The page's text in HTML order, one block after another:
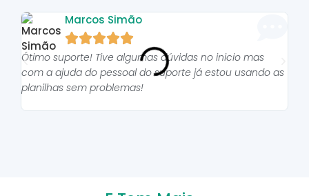
Marcos Simão

Ótimo suporte! Tive algumas dúvidas no inicio mas
com a ajuda do pessoal do suporte já estou usando as
planilhas sem problemas!